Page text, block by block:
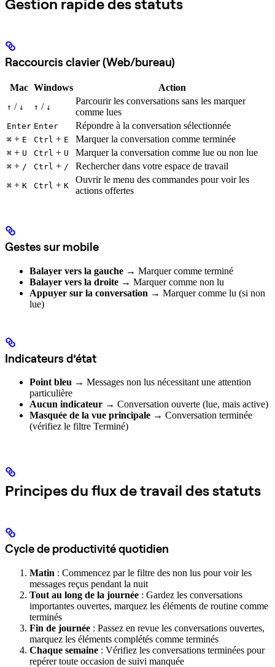
Raccourcis clavier (Web/bureau)
Mac Windows Action
↑ / ↓ ↑ / ↓
Parcourir les conversations sans les marquer
comme lues
Enter Enter Répondre à la conversation sélectionnée
⌘ + E Ctrl + E Marquer la conversation comme terminée
⌘ + U Ctrl + U Marquer la conversation comme lue ou non lue
⌘ + / Ctrl + / Rechercher dans votre espace de travail
⌘ + K Ctrl + K
Ouvrir le menu des commandes pour voir les
actions offertes
Gestes sur mobile
Balayer vers la gauche → Marquer comme terminé
Balayer vers la droite → Marquer comme non lu
Appuyer sur la conversation → Marquer comme lu (si non
lue)
Indicateurs d’état
Point bleu → Messages non lus nécessitant une attention
particulière
Aucun indicateur → Conversation ouverte (lue, mais active)
Masquée de la vue principale → Conversation terminée
(vérifiez le filtre Terminé)
Principes du flux de travail des statuts
Cycle de productivité quotidien
Matin : Commencez par le filtre des non lus pour voir les
messages reçus pendant la nuit
Tout au long de la journée : Gardez les conversations
importantes ouvertes, marquez les éléments de routine comme
terminés
Fin de journée : Passez en revue les conversations ouvertes,
marquez les éléments complétés comme terminés
Chaque semaine : Vérifiez les conversations terminées pour
repérer toute occasion de suivi manquée